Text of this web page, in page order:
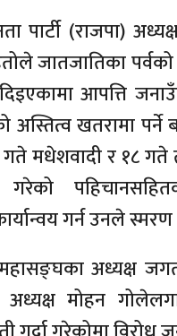
पार्टी (राजपा)
जातजातिका पर्वको
आपत्ति
अस्तित्व खतरामा पर्ने
मधेशवादी र १८
गर्न उनले स्मरण
अध्यक्ष
अध्यक्ष मोहन